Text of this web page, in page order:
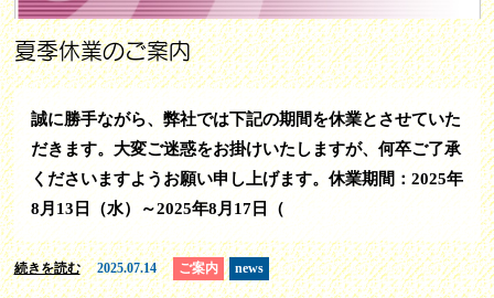
夏季休業のご案内
誠に勝手ながら、弊社では下記の期間を休業とさせていた
だきます。大変ご迷惑をお掛けいたしますが、何卒ご了承
くださいますようお願い申し上げます。休業期間：2025年
8月13日（水）～2025年8月17日（
続きを読む 2025.07.14 ご案内 news